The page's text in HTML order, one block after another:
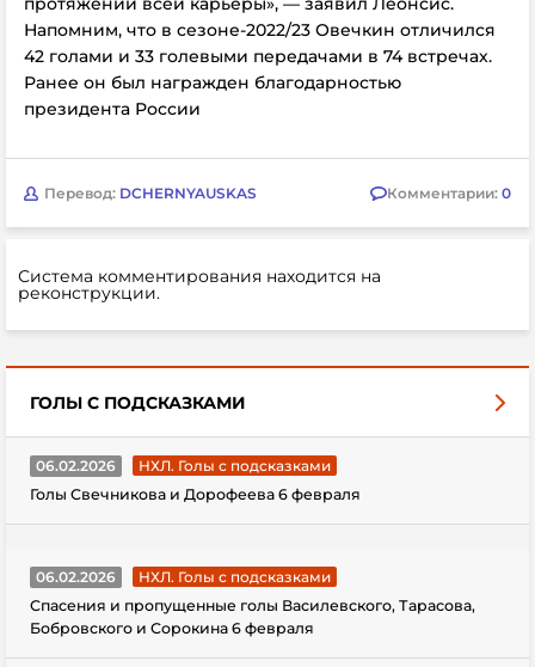
Напомним, что в сезоне-2022/23 Овечкин отличился
42 голами и 33 голевыми передачами в 74 встречах.
Ранее он был награжден благодарностью
президента России
Перевод: DCHERNYAUSKAS Комментарии: 0
Система комментирования находится на
реконструкции.
ГОЛЫ С ПОДСКАЗКАМИ
06.02.2026
НХЛ. Голы с подсказками
Голы Свечникова и Дорофеева 6 февраля
06.02.2026
НХЛ. Голы с подсказками
Спасения и пропущенные голы Василевского, Тарасова,
Бобровского и Сорокина 6 февраля